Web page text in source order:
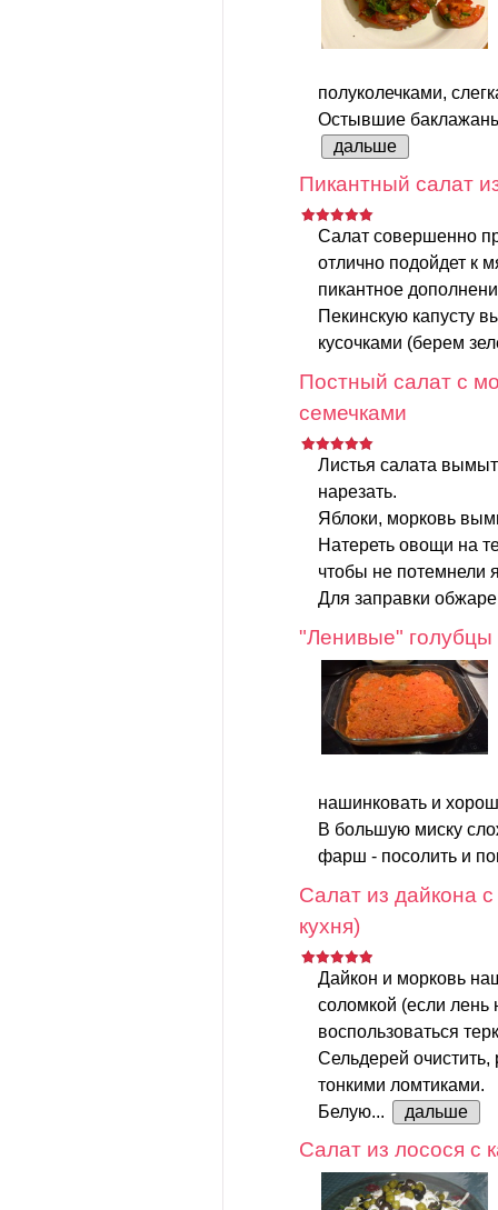
полуколечками,
Остывшие
дальше
Пикантный салат
Салат совершенно
отлично подойдет к
пикантное
Пекинскую капусту
кусочками (берем
Постный салат с
семечками
Листья салата
нарезать.
Яблоки, морковь
Натереть овощи на
чтобы не потемнели
Для заправки
"Ленивые" голубцы
нашинковать и
В большую миску
фарш - посолить и
Салат из дайкона
кухня)
Дайкон и морковь
соломкой (если лень
воспользоваться
Сельдерей очистить,
тонкими ломтиками.
Белую...
дальше
Салат из лосося с